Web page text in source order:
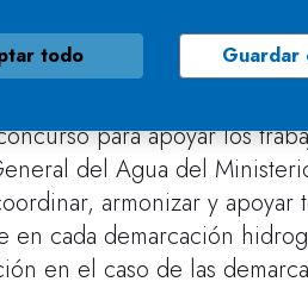
se enmarcan, asimismo,
del Agua de los
para apoyar los
del Agua del
armonizar y
en cada demarcación
en el caso de las
todo Guardar